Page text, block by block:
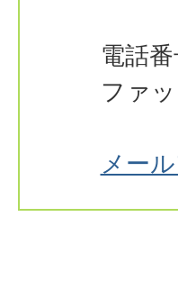
電話
ファ
メー